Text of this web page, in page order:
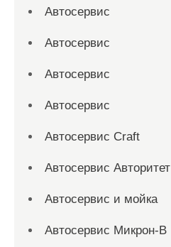
Автосервис
Автосервис
Автосервис
Автосервис
Автосервис Craft
Автосервис Авторитет
Автосервис и мойка
Автосервис Микрон-В